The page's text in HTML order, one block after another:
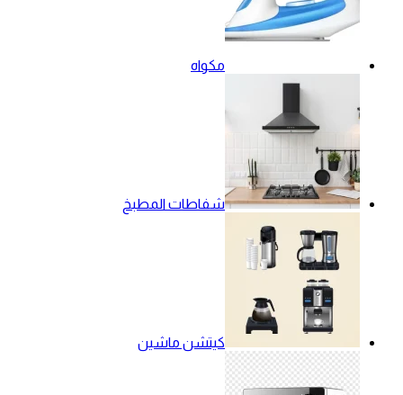
مكواه
شفاطات المطبخ
كيتشن ماشين